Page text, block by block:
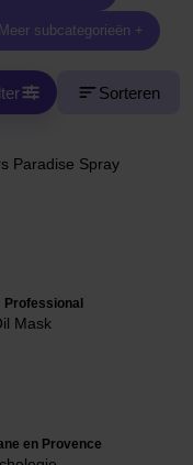
Meer subcategorieën +
Sorteren
Paradise Spray
Professional
Mask
en Provence